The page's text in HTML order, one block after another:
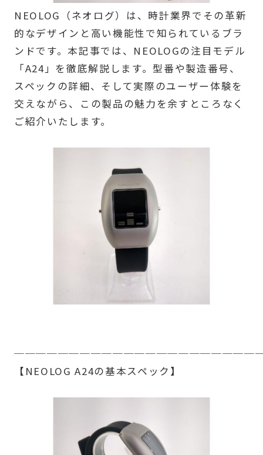
NEOLOG（ネオログ）は、時計業界でその革新
的なデザインと高い機能性で知られているブラ
ンドです。本記事では、NEOLOGの注目モデル
「A24」を徹底解説します。型番や製造番号、
スペックの詳細、そして実際のユーザー体験を
交えながら、この製品の魅力を余すところなく
ご紹介いたします。
【NEOLOG A24の基本スペック】